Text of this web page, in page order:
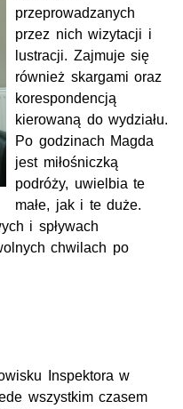
przeprowadzanych
przez nich wizytacji i
lustracji. Zajmuje się
również skargami oraz
korespondencją
kierowaną do wydziału.
Po godzinach Magda
jest miłośniczką
podróży, uwielbia te
małe, jak i te duże.
i spływach
chwilach po
Inspektora w
wszystkim czasem